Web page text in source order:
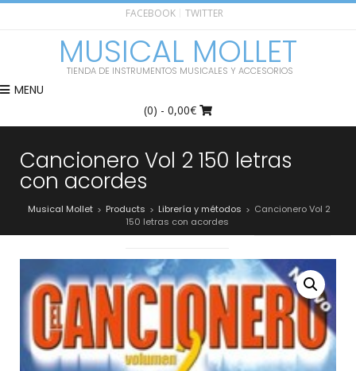
FACEBOOK TWITTER
MUSICAL MOLLET
TIENDA DE INSTRUMENTOS MUSICALES Y ACCESORIOS
MENU
(0) - 0,00€
Cancionero Vol 2 150 letras
con acordes
Musical Mollet > Products > Librería y métodos > Cancionero Vol 2
150 letras con acordes